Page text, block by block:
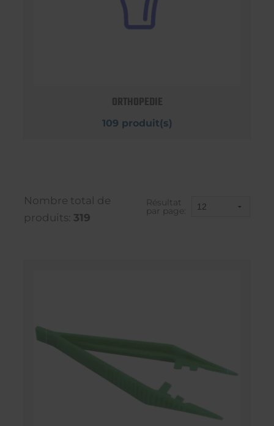
ORTHOPEDIE
109 produit(s)
Nombre total de
produits: 319
Résultat
par page: